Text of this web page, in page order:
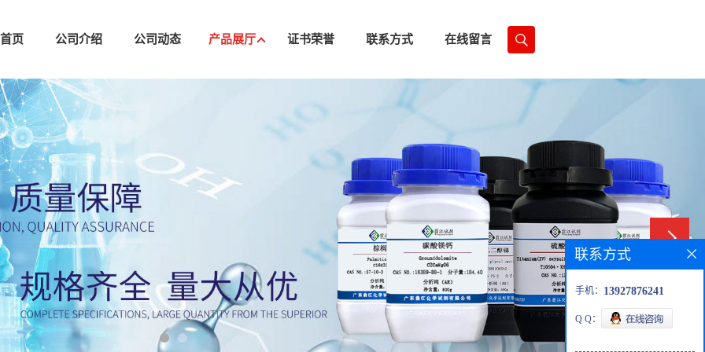
页 公司介绍 公司动态 产品展厅 证书荣誉 联系方式 在线留言
联系方式
手机： 13927876241
Q Q：